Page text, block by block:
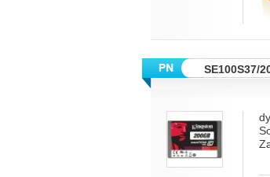
SE100S37/